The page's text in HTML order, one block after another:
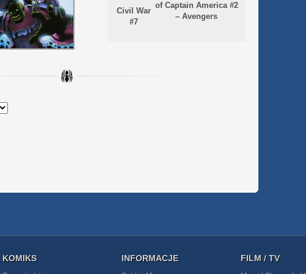
Civil War
#7
of Captain America #2
– Avengers
KOMIKS INFORMACJE FILM / TV